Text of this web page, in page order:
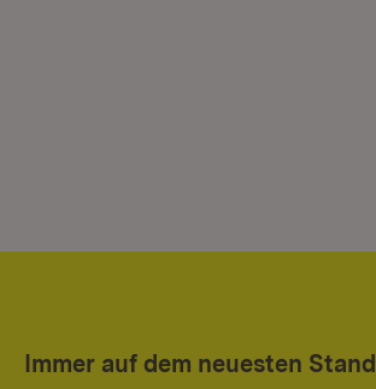
Immer auf dem neuesten Stand